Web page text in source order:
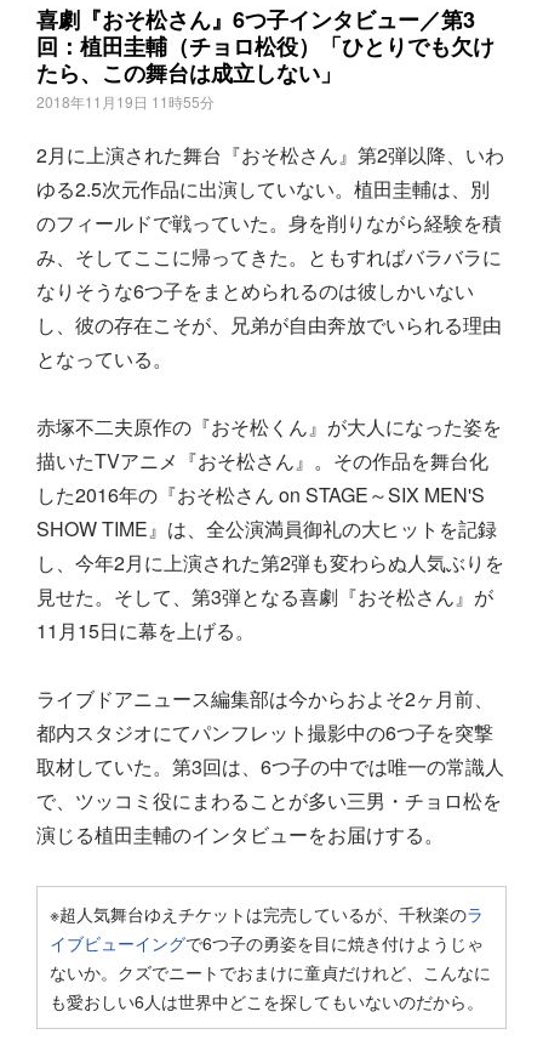
喜劇『おそ松さん』6つ子インタビュー／第3
回：植田圭輔（チョロ松役）「ひとりでも欠け
たら、この舞台は成立しない」
2018年11月19日 11時55分
2月に上演された舞台『おそ松さん』第2弾以降、いわ
ゆる2.5次元作品に出演していない。植田圭輔は、別
のフィールドで戦っていた。身を削りながら経験を積
み、そしてここに帰ってきた。ともすればバラバラに
なりそうな6つ子をまとめられるのは彼しかいない
し、彼の存在こそが、兄弟が自由奔放でいられる理由
となっている。
赤塚不二夫原作の『おそ松くん』が大人になった姿を
描いたTVアニメ『おそ松さん』。その作品を舞台化
した2016年の『おそ松さん on STAGE～SIX MEN'S
SHOW TIME』は、全公演満員御礼の大ヒットを記録
し、今年2月に上演された第2弾も変わらぬ人気ぶりを
見せた。そして、第3弾となる喜劇『おそ松さん』が
11月15日に幕を上げる。
ライブドアニュース編集部は今からおよそ2ヶ月前、
都内スタジオにてパンフレット撮影中の6つ子を突撃
取材していた。第3回は、6つ子の中では唯一の常識人
で、ツッコミ役にまわることが多い三男・チョロ松を
演じる植田圭輔のインタビューをお届けする。
※超人気舞台ゆえチケットは完売しているが、千秋楽のラ
イブビューイングで6つ子の勇姿を目に焼き付けようじゃ
ないか。クズでニートでおまけに童貞だけれど、こんなに
も愛おしい6人は世界中どこを探してもいないのだから。